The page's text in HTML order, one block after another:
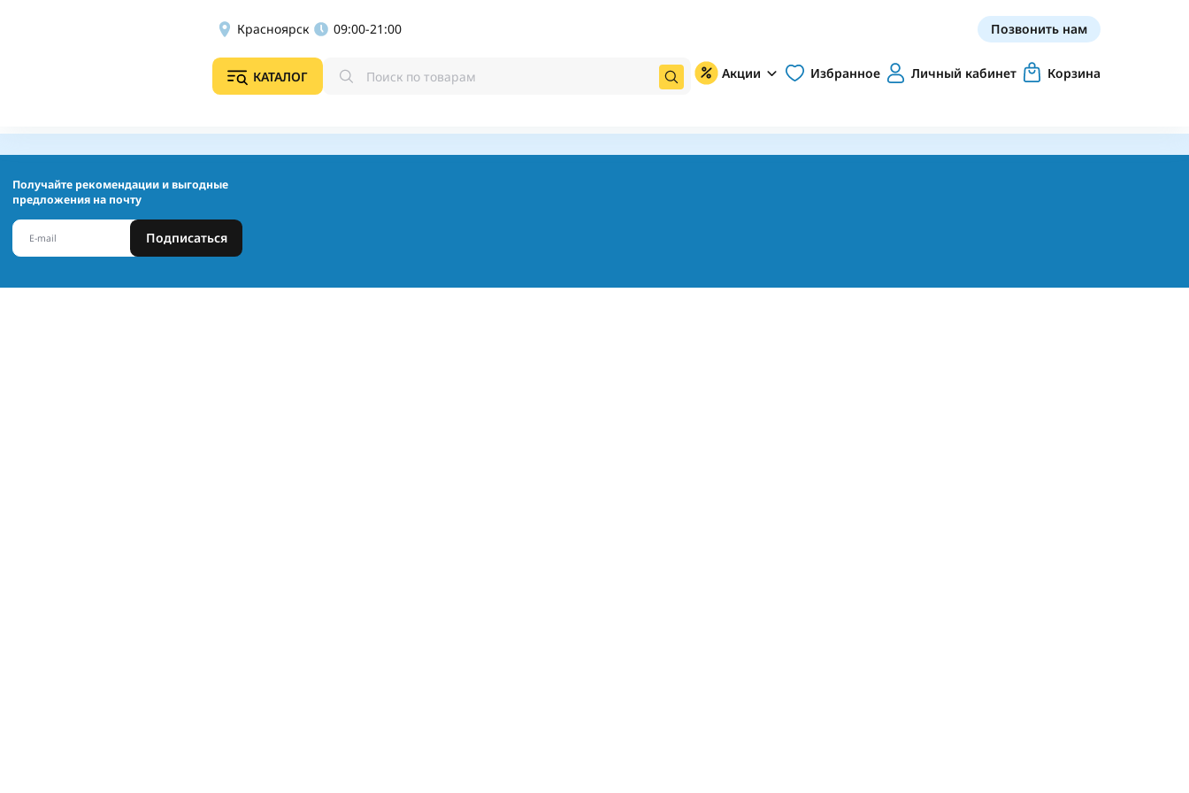
Красноярск 09:00-21:00 Позвонить нам
КАТАЛОГ Акции Избранное Личный кабинет Корзина
Получайте рекомендации и выгодные
предложения на почту
Подписаться